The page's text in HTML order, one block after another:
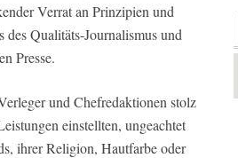
Verrat an Prinzipien und
des Qualitäts-Journalismus und
Presse.
und Chefredaktionen stolz
einstellten, ungeachtet
ihrer Religion, Hautfarbe oder